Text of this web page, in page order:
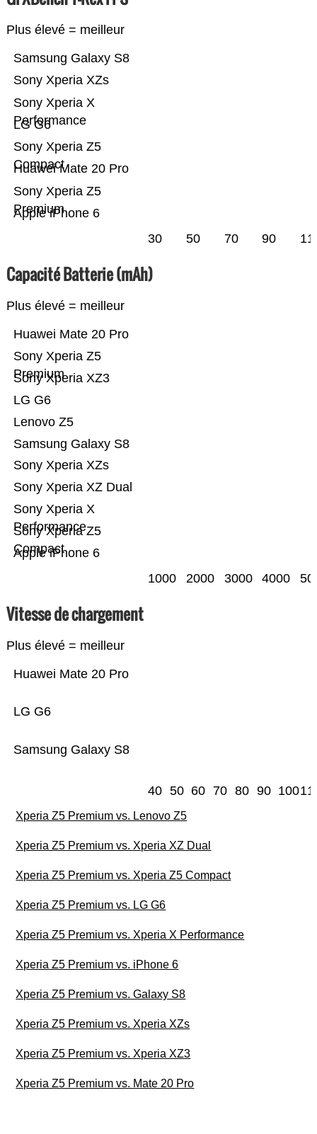
Plus élevé = meilleur
Apple iPhone 6
Sony Xperia Z5
Premium
Huawei Mate 20 Pro
Sony Xperia Z5
Compact
LG G6
Sony Xperia X
Performance
Sony Xperia XZs
Samsung Galaxy S8
30 50 70 90
Capacité Batterie (mAh)
Plus élevé = meilleur
Apple iPhone 6
Sony Xperia Z5
Compact
Sony Xperia X
Performance
Sony Xperia XZ Dual
Sony Xperia XZs
Samsung Galaxy S8
Lenovo Z5
LG G6
Sony Xperia XZ3
Sony Xperia Z5
Premium
Huawei Mate 20 Pro
1000 2000 3000 4000
Vitesse de chargement
Plus élevé = meilleur
Samsung Galaxy S8
LG G6
Huawei Mate 20 Pro
40 50 60 70 80 90 100
Xperia Z5 Premium vs. Lenovo Z5
Xperia Z5 Premium vs. Xperia XZ Dual
Xperia Z5 Premium vs. Xperia Z5 Compact
Xperia Z5 Premium vs. LG G6
Xperia Z5 Premium vs. Xperia X Performance
Xperia Z5 Premium vs. iPhone 6
Xperia Z5 Premium vs. Galaxy S8
Xperia Z5 Premium vs. Xperia XZs
Xperia Z5 Premium vs. Xperia XZ3
Xperia Z5 Premium vs. Mate 20 Pro